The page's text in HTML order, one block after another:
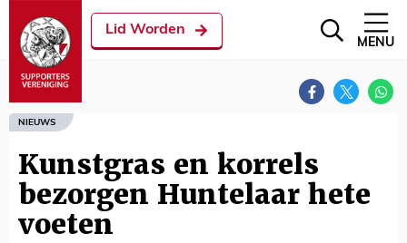
Lid Worden
MENU
NIEUWS
Kunstgras en korrels
bezorgen Huntelaar hete
voeten